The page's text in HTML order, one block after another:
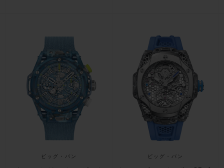
ビッグ・バン ビッグ・バン